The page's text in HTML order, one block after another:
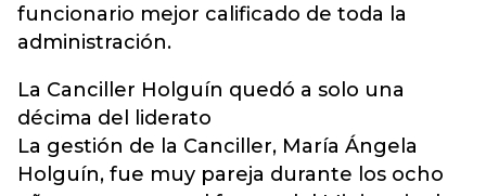
funcionario mejor calificado de toda la
administración.
La Canciller Holguín quedó a solo una
décima del liderato
La gestión de la Canciller, María Ángela
Holguín, fue muy pareja durante los ocho